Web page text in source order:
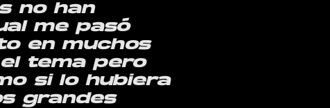
no han
me pasó
en muchos
tema pero
si lo hubiera
grandes